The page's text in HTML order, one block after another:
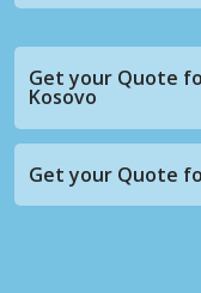
Get your Quote
Kosovo
Get your Quote